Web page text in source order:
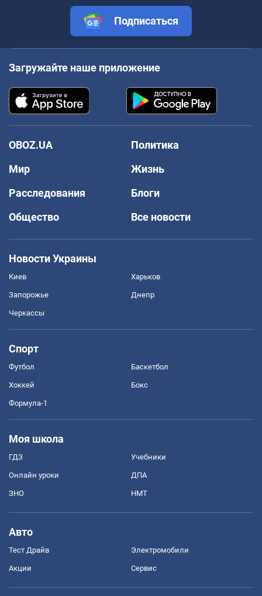
Подписаться
Загружайте наше приложение
OBOZ.UA
Политика
Мир
Жизнь
Расследования
Блоги
Общество
Все новости
Новости Украины
Киев Харьков
Запорожье Днепр
Черкассы
Спорт
Футбол Баскетбол
Хоккей Бокс
Формула-1
Моя школа
ГДЗ Учебники
Онлайн уроки ДПА
ЗНО НМТ
Авто
Тест Драйв Электромобили
Акции Сервис